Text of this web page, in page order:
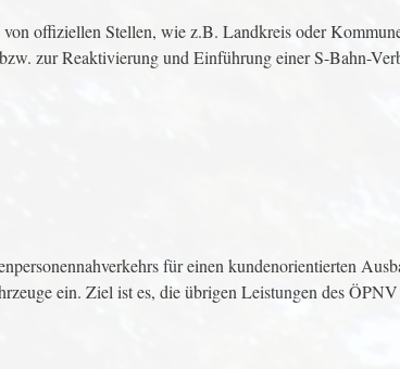
offiziellen Stellen, wie z.B. Landkreis oder
zur Reaktivierung und Einführung einer S-Bahn-
für einen kundenorientierten
ein. Ziel ist es, die übrigen Leistungen des